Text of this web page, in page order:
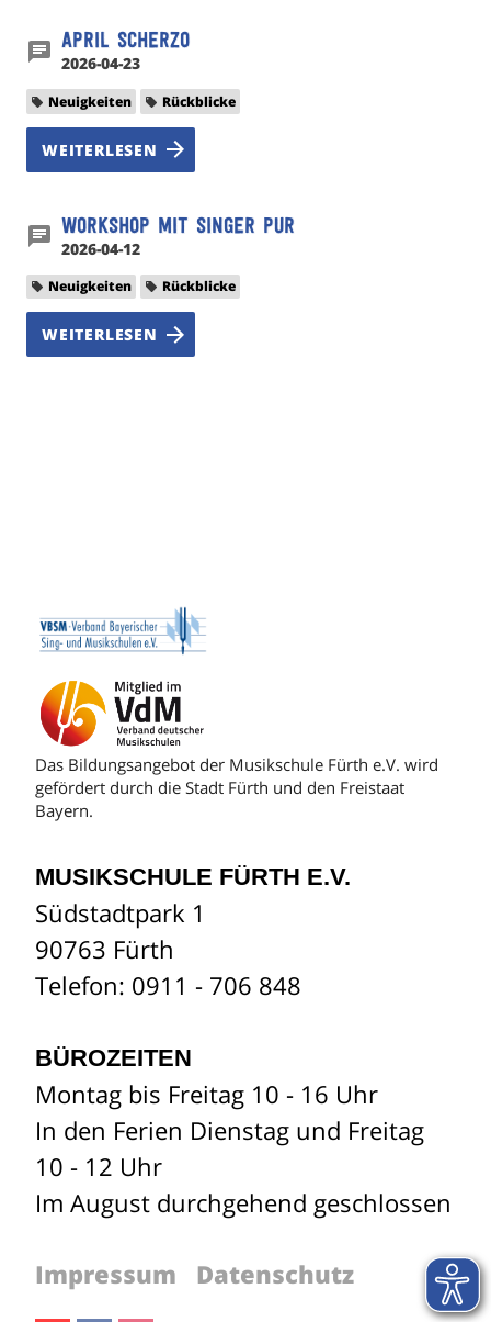
April Scherzo
2026-04-23
Neuigkeiten Rückblicke
WEITERLESEN
Workshop mit Singer Pur
2026-04-12
Neuigkeiten Rückblicke
WEITERLESEN
Das Bildungsangebot der Musikschule Fürth e.V. wird
gefördert durch die Stadt Fürth und den Freistaat
Bayern.
MUSIKSCHULE FÜRTH E.V.
Südstadtpark 1
90763 Fürth
Telefon: 0911 - 706 848
BÜROZEITEN
Montag bis Freitag 10 - 16 Uhr
In den Ferien Dienstag und Freitag
10 - 12 Uhr
Im August durchgehend geschlossen
Impressum Datenschutz